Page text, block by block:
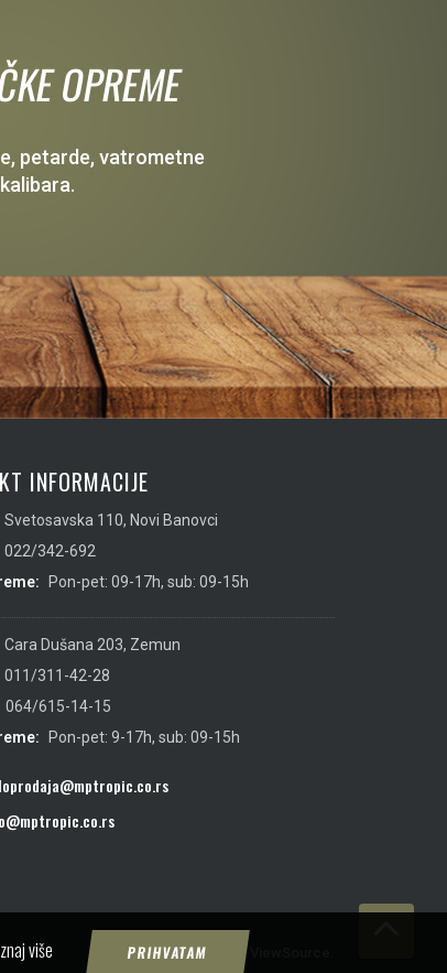
OPREME
petarde, vatrometne
INFORMACIJE
Svetosavska 110, Novi Banovci
022/342-692
Pon-pet: 09-17h, sub: 09-15h
Cara Dušana 203, Zemun
011/311-42-28
064/615-14-15
Pon-pet: 9-17h, sub: 09-15h
Created by &
više PRIHVATAM